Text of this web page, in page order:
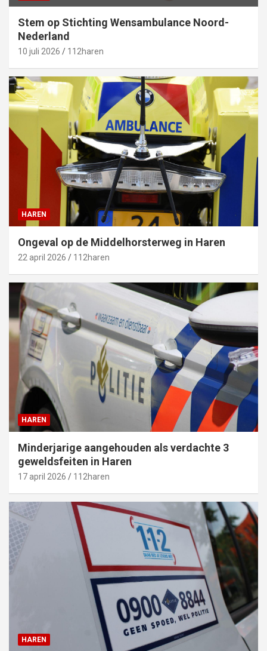
Stem op Stichting Wensambulance Noord-
Nederland
10 juli 2026 112haren
HAREN
Ongeval op de Middelhorsterweg in Haren
22 april 2026 112haren
HAREN
Minderjarige aangehouden als verdachte 3
geweldsfeiten in Haren
17 april 2026 112haren
HAREN